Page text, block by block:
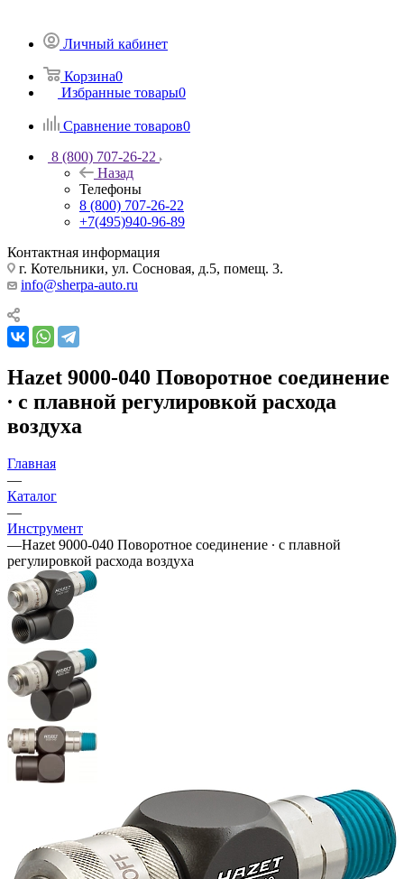
Личный кабинет
Корзина0
Избранные товары0
Сравнение товаров0
8 (800) 707-26-22
Назад
Телефоны
8 (800) 707-26-22
+7(495)940-96-89
Контактная информация
г. Котельники, ул. Сосновая, д.5, помещ. 3.
info@sherpa-auto.ru
Hazet 9000-040 Поворотное соединение
∙ с плавной регулировкой расхода
воздуха
Главная
—
Каталог
—
Инструмент
—Hazet 9000-040 Поворотное соединение ∙ с плавной
регулировкой расхода воздуха